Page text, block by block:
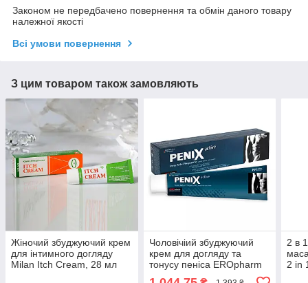
Законом не передбачено повернення та обмін даного товару
належної якості
Всі умови повернення
З цим товаром також замовляють
Жіночий збуджуючий крем
для інтимного догляду
Milan Itch Cream, 28 мл
Чоловічіий збуджуючий
крем для догляду та
тонусу пеніса EROpharm
PeniX Active, 75 мл 💪
2 в
2 in